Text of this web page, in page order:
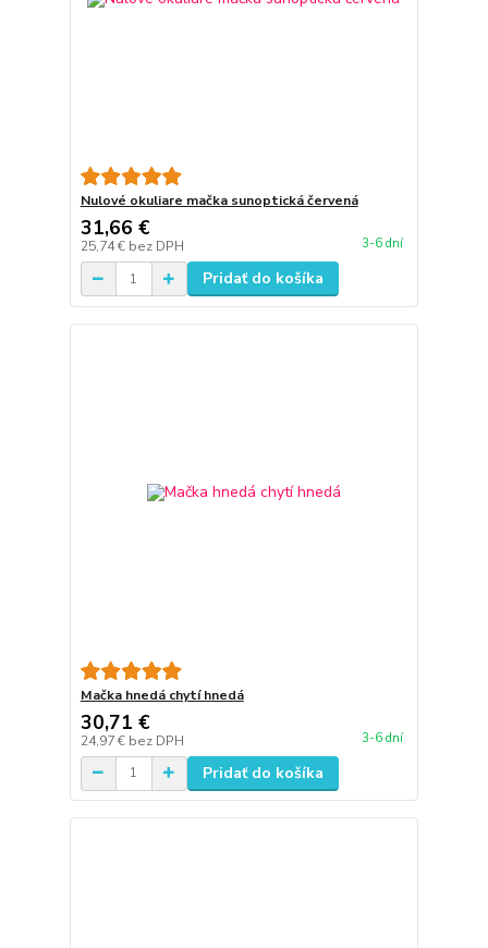
Nulové okuliare mačka sunoptická červená
31,66 €
25,74 € bez DPH 3-6 dní
Pridať do košíka
Mačka hnedá chytí hnedá
30,71 €
24,97 € bez DPH 3-6 dní
Pridať do košíka